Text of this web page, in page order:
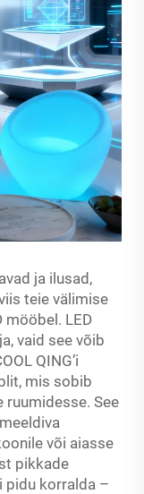
ja ilusad,
teie välimise
LED
vaid see võib
QING’i
mis sobib
See
või aiasse
pikkade
pidu korralda –